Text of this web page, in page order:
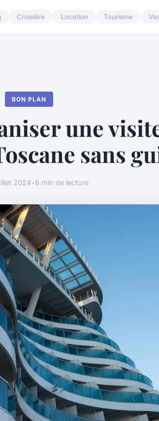
Croisière Location Tourisme
BON PLAN
une
sans
2024•6 min de lecture